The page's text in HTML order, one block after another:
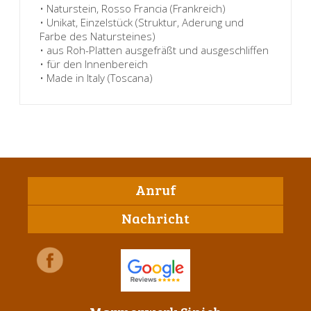
• Naturstein, Rosso Francia (Frankreich)
• Unikat, Einzelstück (Struktur, Aderung und
Farbe des Natursteines)
• aus Roh-Platten ausgefräßt und ausgeschliffen
• für den Innenbereich
• Made in Italy (Toscana)
Anruf
Nachricht